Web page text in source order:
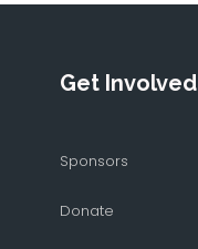
Get Involved
Sponsors
Donate